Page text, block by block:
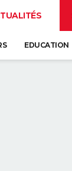
EDUCATION